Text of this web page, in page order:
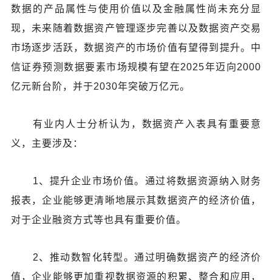
数据的产品属性与使用价值以及金融属性尚未充分显
现，未来随着数据资产管理逐步完善以及数据资产交易
市场逐步活跃，数据资产的市场价值有望得到提升。中
信证券预测数据要素市场规模有望在2025年迈向2000
亿元新台阶，并于2030年突破万亿元。
有业内人士分析认为，数据资产入表具有重要意
义，主要涉及：
1、提升企业市场价值。通过将数据资源纳入财务
报表，企业能够更清晰地展示其数据资产的经济价值，
对于企业融资方式等也具有重要价值。
2、推动数智化转型。通过明确数据资产的经济价
值，企业能够更加重视数据资源的积累、整合和应用，